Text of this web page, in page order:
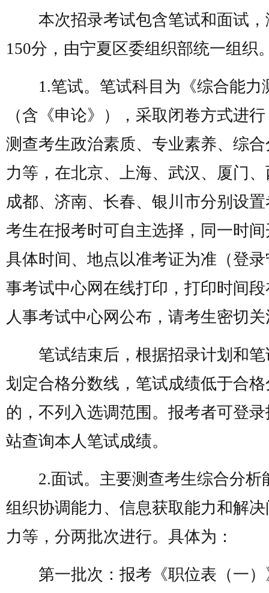
本次招录考试包含笔试和面试，
150分，由宁夏区委组织部统一组织
1.笔试。笔试科目为《综合能力
（含《申论》），采取闭卷方式进
测查考生政治素质、专业素养、综
力等，在北京、上海、武汉、厦门
成都、济南、长春、银川市分别设
考生在报考时可自主选择，同一时
具体时间、地点以准考证为准（登
事考试中心网在线打印，打印时间
人事考试中心网公布，请考生密切
笔试结束后，根据招录计划和笔
划定合格分数线，笔试成绩低于合
的，不列入选调范围。报考者可登
站查询本人笔试成绩。
2.面试。主要测查考生综合分析
组织协调能力、信息获取能力和解
力等，分两批次进行。具体为：
第一批次：报考《职位表（一）